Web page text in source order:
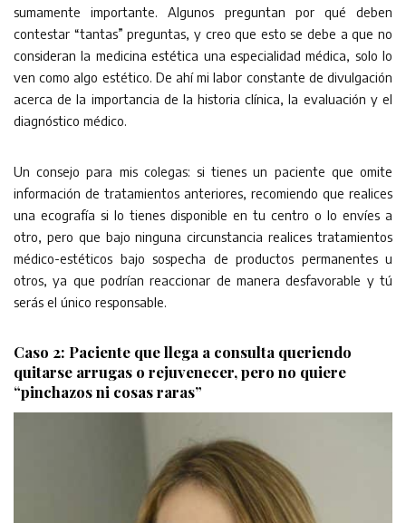
sumamente importante. Algunos preguntan por qué deben
contestar “tantas” preguntas, y creo que esto se debe a que no
consideran la medicina estética una especialidad médica, solo lo
ven como algo estético. De ahí mi labor constante de divulgación
acerca de la importancia de la historia clínica, la evaluación y el
diagnóstico médico.
Un consejo para mis colegas: si tienes un paciente que omite
información de tratamientos anteriores, recomiendo que realices
una ecografía si lo tienes disponible en tu centro o lo envíes a
otro, pero que bajo ninguna circunstancia realices tratamientos
médico-estéticos bajo sospecha de productos permanentes u
otros, ya que podrían reaccionar de manera desfavorable y tú
serás el único responsable.
Caso 2: Paciente que llega a consulta queriendo
quitarse arrugas o rejuvenecer, pero no quiere
“pinchazos ni cosas raras”